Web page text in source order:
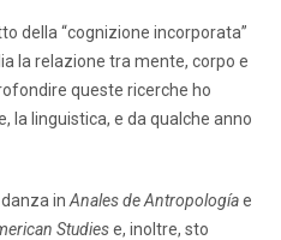
della “cognizione incorporata”
la relazione tra mente, corpo e
queste ricerche ho
la linguistica, e da qualche anno
in Anales de Antropologíae
Studiese, inoltre, sto